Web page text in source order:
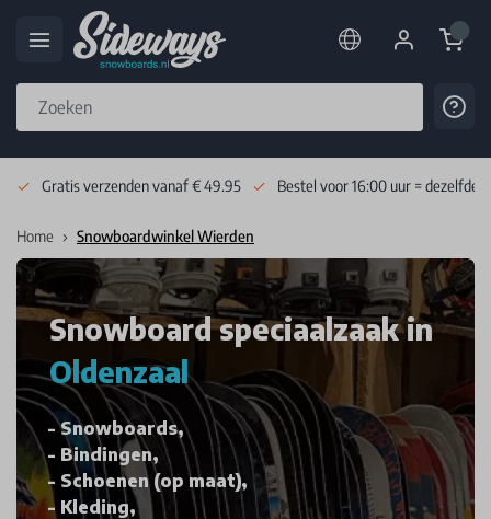
Cart
Gratis verzenden vanaf € 49.95 Bestel voor 16:00 uur = dezelfde
Home Snowboardwinkel Wierden
Snowboard speciaalzaak in
Oldenzaal
Snowboards,
Bindingen,
Schoenen (op maat),
Kleding,